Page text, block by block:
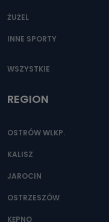
ŻUŻEL
INNE SPORTY
WSZYSTKIE
REGION
OSTRÓW WLKP.
KALISZ
JAROCIN
OSTRZESZÓW
KĘPNO